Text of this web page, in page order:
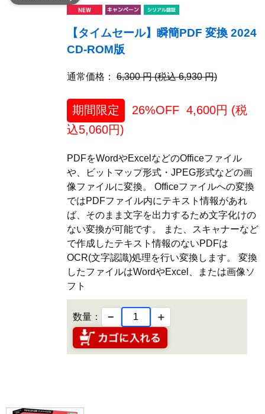
【タイムセール】瞬簡PDF 変換 2024
CD-ROM版
通常価格：6,300 円 (税込 6,930 円)
期間限定 26%OFF4,600円 (税
込5,060円)
PDFをWordやExcelなどのOfficeファイル
や、ビットマップ形式・JPEG形式などの画
像ファイルに変換。 Officeファイルへの変換
ではPDFファイル内にテキスト情報があれ
ば、そのまま文字を出力するため文字化けの
ない変換が可能です。 また、スキャナーなど
で作成したテキスト情報のないPDFは
OCR(文字認識)処理を行い変換します。 変換
したファイルはWordやExcel、または画像ソ
フト
数量： − ＋